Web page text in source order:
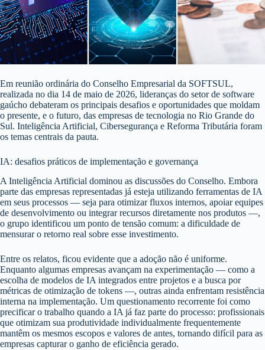
Em reunião ordinária do Conselho Empresarial da SOFTSUL,
realizada no dia 14 de maio de 2026, lideranças do setor de software
gaúcho debateram os principais desafios e oportunidades que moldam
o presente, e o futuro, das empresas de tecnologia no Rio Grande do
Sul. Inteligência Artificial, Cibersegurança e Reforma Tributária foram
os temas centrais da pauta.
IA: desafios práticos de implementação e governança
A Inteligência Artificial dominou as discussões do Conselho. Embora
parte das empresas representadas já esteja utilizando ferramentas de IA
em seus processos — seja para otimizar fluxos internos, apoiar equipes
de desenvolvimento ou integrar recursos diretamente nos produtos —,
o grupo identificou um ponto de tensão comum: a dificuldade de
mensurar o retorno real sobre esse investimento.
Entre os relatos, ficou evidente que a adoção não é uniforme.
Enquanto algumas empresas avançam na experimentação — como a
escolha de modelos de IA integrados entre projetos e a busca por
métricas de otimização de tokens —, outras ainda enfrentam resistência
interna na implementação. Um questionamento recorrente foi como
precificar o trabalho quando a IA já faz parte do processo: profissionais
que otimizam sua produtividade individualmente frequentemente
mantêm os mesmos escopos e valores de antes, tornando difícil para as
empresas capturar o ganho de eficiência gerado.